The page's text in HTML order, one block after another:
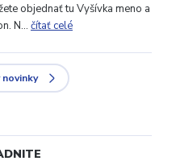
objednať tu Vyšívka meno a
N... čítať celé